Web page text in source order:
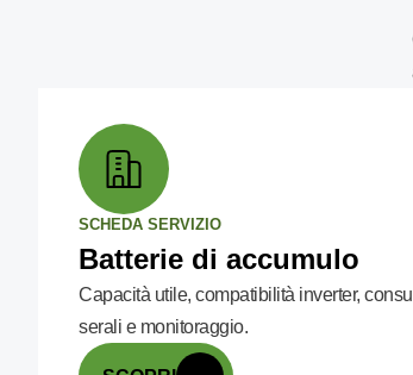
SCHEDA SERVIZIO
Batterie di accumulo
Capacità utile, compatibilità inverter,
serali e monitoraggio.